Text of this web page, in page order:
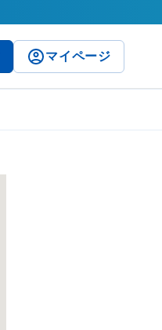
マイページ